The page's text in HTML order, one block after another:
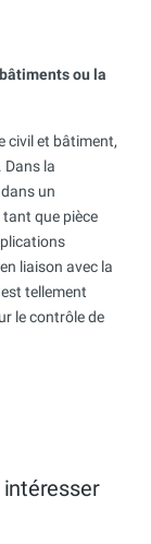
ou la
civil et bâtiment,
Dans la
un
que pièce
liaison avec la
tellement
le contrôle de